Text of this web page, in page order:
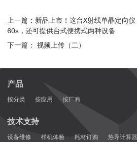
上一篇：新品上市！这台X射线单晶定向
60s，还可提供台式便携式两种设备
下一篇： 视频上传（二）
产品
按分类 按应用 按厂商
技术支持
设备维修 样机体验 耗材订购 热导计算器